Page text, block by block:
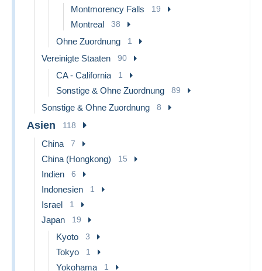
Montmorency Falls 19
Montreal 38
Ohne Zuordnung 1
Vereinigte Staaten 90
CA - California 1
Sonstige & Ohne Zuordnung 89
Sonstige & Ohne Zuordnung 8
Asien 118
China 7
China (Hongkong) 15
Indien 6
Indonesien 1
Israel 1
Japan 19
Kyoto 3
Tokyo 1
Yokohama 1